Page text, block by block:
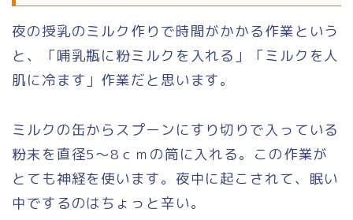
夜の授乳のミルク作りで時間がかかる作業という
と、「哺乳瓶に粉ミルクを入れる」「ミルクを人
肌に冷ます」作業だと思います。
ミルクの缶からスプーンにすり切りで入っている
粉末を直径5～8ｃｍの筒に入れる。この作業が
とても神経を使います。夜中に起こされて、眠い
中でするのはちょっと辛い。